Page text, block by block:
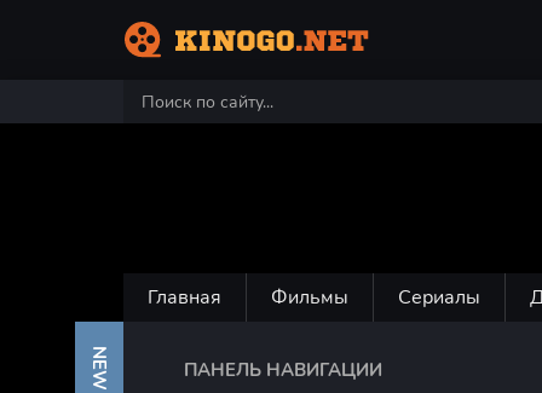
Главная Фильмы Сериалы
ПАНЕЛЬ НАВИГАЦИИ
NEW